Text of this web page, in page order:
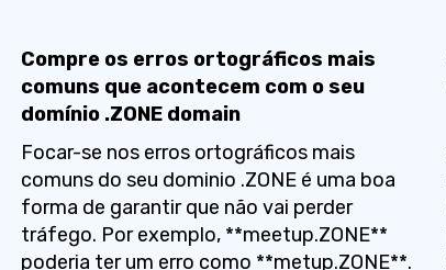
Compre os erros ortográficos mais
comuns que acontecem com o seu
domínio .ZONE domain
Focar-se nos erros ortográficos mais
comuns do seu dominio .ZONE é uma boa
forma de garantir que não vai perder
tráfego. Por exemplo, **meetup.ZONE**
poderia ter um erro como **metup.ZONE**.